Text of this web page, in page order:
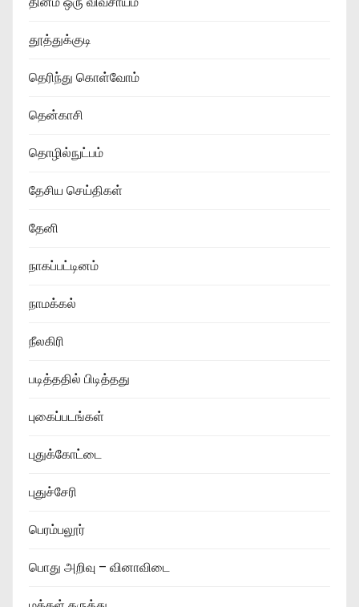
தூத்துக்குடி
தெரிந்து கொள்வோம்
தென்காசி
தொழில்நுட்பம்
தேசிய செய்திகள்
தேனி
நாகப்பட்டினம்
நாமக்கல்
நீலகிரி
படித்ததில் பிடித்தது
புகைப்படங்கள்
புதுக்கோட்டை
புதுச்சேரி
பெரம்பலூர்
பொது அறிவு – வினாவிடை